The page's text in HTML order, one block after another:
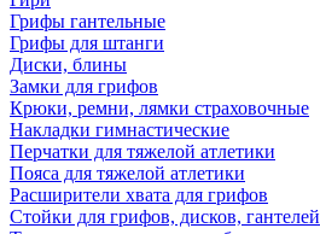
Грифы гантельные
Грифы для штанги
Диски, блины
Замки для грифов
Крюки, ремни, лямки страховочные
Накладки гимнастические
Перчатки для тяжелой атлетики
Пояса для тяжелой атлетики
Расширители хвата для грифов
Стойки для грифов, дисков, гантелей